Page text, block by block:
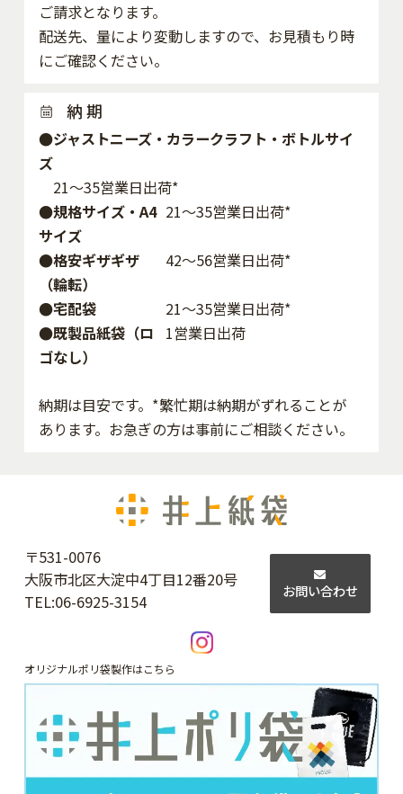
ご請求となります。
配送先、量により変動しますので、お見積もり時
にご確認ください。
納 期
●ジャストニーズ・カラークラフト・ボトルサイ
ズ
21～35営業日出荷*
●規格サイズ・A4
サイズ
21～35営業日出荷*
●格安ギザギザ
（輪転）
42〜56営業日出荷*
●宅配袋
21～35営業日出荷*
●既製品紙袋（ロ
ゴなし）
1営業日出荷
納期は目安です。*繁忙期は納期がずれることが
あります。お急ぎの方は事前にご相談ください。
〒531-0076
大阪市北区大淀中4丁目12番20号
TEL:06-6925-3154
お問い合わせ
オリジナルポリ袋製作はこちら